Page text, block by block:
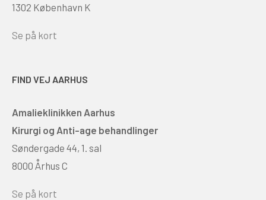
1302 København K
Se på kort
FIND VEJ AARHUS
Amalieklinikken Aarhus
Kirurgi og Anti-age behandlinger
Søndergade 44, 1. sal
8000 Århus C
Se på kort